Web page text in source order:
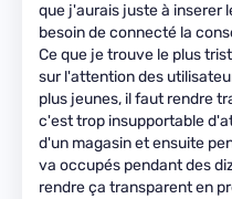
que j'aurais juste à inserer
besoin de connecté la
Ce que je trouve le plus
sur l'attention des
plus jeunes, il faut rendre
c'est trop insupportable
d'un magasin et ensuite
va occupés pendant des
rendre ça transparent en